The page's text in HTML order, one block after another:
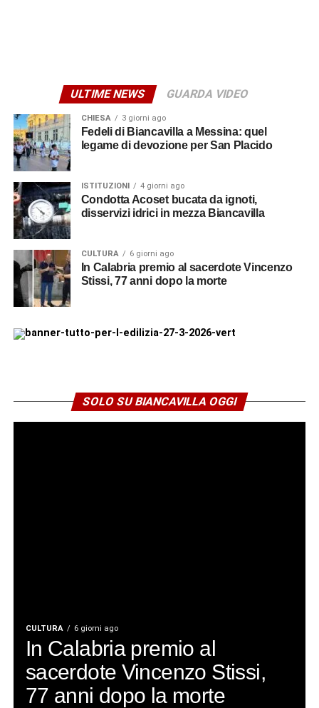
ULTIME NEWS GUARDA VIDEO
CHIESA 3 giorni ago
Fedeli di Biancavilla a Messina: quel
legame di devozione per San Placido
ISTITUZIONI 4 giorni ago
Condotta Acoset bucata da ignoti,
disservizi idrici in mezza Biancavilla
CULTURA 6 giorni ago
In Calabria premio al sacerdote Vincenzo
Stissi, 77 anni dopo la morte
SOLO SU BIANCAVILLA OGGI
CULTURA 6 giorni ago
In Calabria premio al
sacerdote Vincenzo Stissi,
77 anni dopo la morte